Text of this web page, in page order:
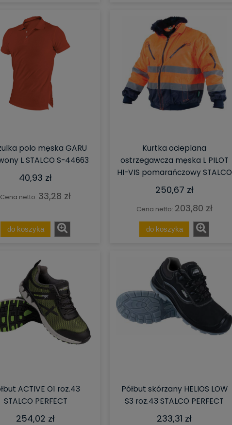
do koszyka do koszyka
polo męska GARU
L STALCO S-44663
40,93 zł
Cena netto: 33,28 zł
do koszyka
Kurtka ocieplana
ostrzegawcza męska L PILOT
HI-VIS pomarańczowy STALCO
250,67 zł
Cena netto: 203,80 zł
do koszyka
ACTIVE O1 roz.43
STALCO PERFECT
254,02 zł
Półbut skórzany HELIOS LOW
S3 roz.43 STALCO PERFECT
233,31 zł